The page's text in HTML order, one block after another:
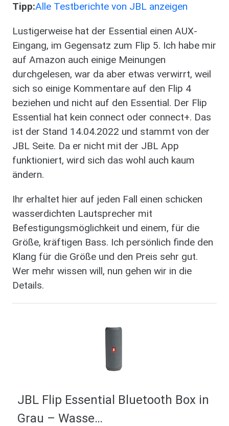
Tipp:Alle Testberichte von JBL anzeigen
Lustigerweise hat der Essential einen AUX-
Eingang, im Gegensatz zum Flip 5. Ich habe mir
auf Amazon auch einige Meinungen
durchgelesen, war da aber etwas verwirrt, weil
sich so einige Kommentare auf den Flip 4
beziehen und nicht auf den Essential. Der Flip
Essential hat kein connect oder connect+. Das
ist der Stand 14.04.2022 und stammt von der
JBL Seite. Da er nicht mit der JBL App
funktioniert, wird sich das wohl auch kaum
ändern.
Ihr erhaltet hier auf jeden Fall einen schicken
wasserdichten Lautsprecher mit
Befestigungsmöglichkeit und einem, für die
Größe, kräftigen Bass. Ich persönlich finde den
Klang für die Größe und den Preis sehr gut.
Wer mehr wissen will, nun gehen wir in die
Details.
JBL Flip Essential Bluetooth Box in
Grau – Wasse…